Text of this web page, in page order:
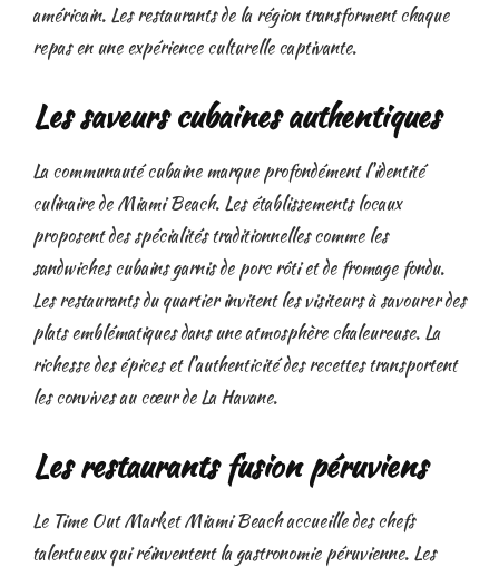
américain. Les restaurants de la région transforment chaque
repas en une expérience culturelle captivante.
Les saveurs cubaines authentiques
La communauté cubaine marque profondément l'identité
culinaire de Miami Beach. Les établissements locaux
proposent des spécialités traditionnelles comme les
sandwiches cubains garnis de porc rôti et de fromage fondu.
Les restaurants du quartier invitent les visiteurs à savourer des
plats emblématiques dans une atmosphère chaleureuse. La
richesse des épices et l'authenticité des recettes transportent
les convives au cœur de La Havane.
Les restaurants fusion péruviens
Le Time Out Market Miami Beach accueille des chefs
talentueux qui réinventent la gastronomie péruvienne. Les